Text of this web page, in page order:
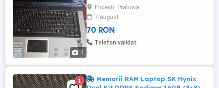
1
Geanta Procesor:AMD Dual 2,00 GHZ
Memorie RAM: 2,00 GB Sistem de operare:
64 bit
Ploiesti, Prahova
7 august
70 RON
Telefon validat
1
Memorii RAM Laptop SK Hynix